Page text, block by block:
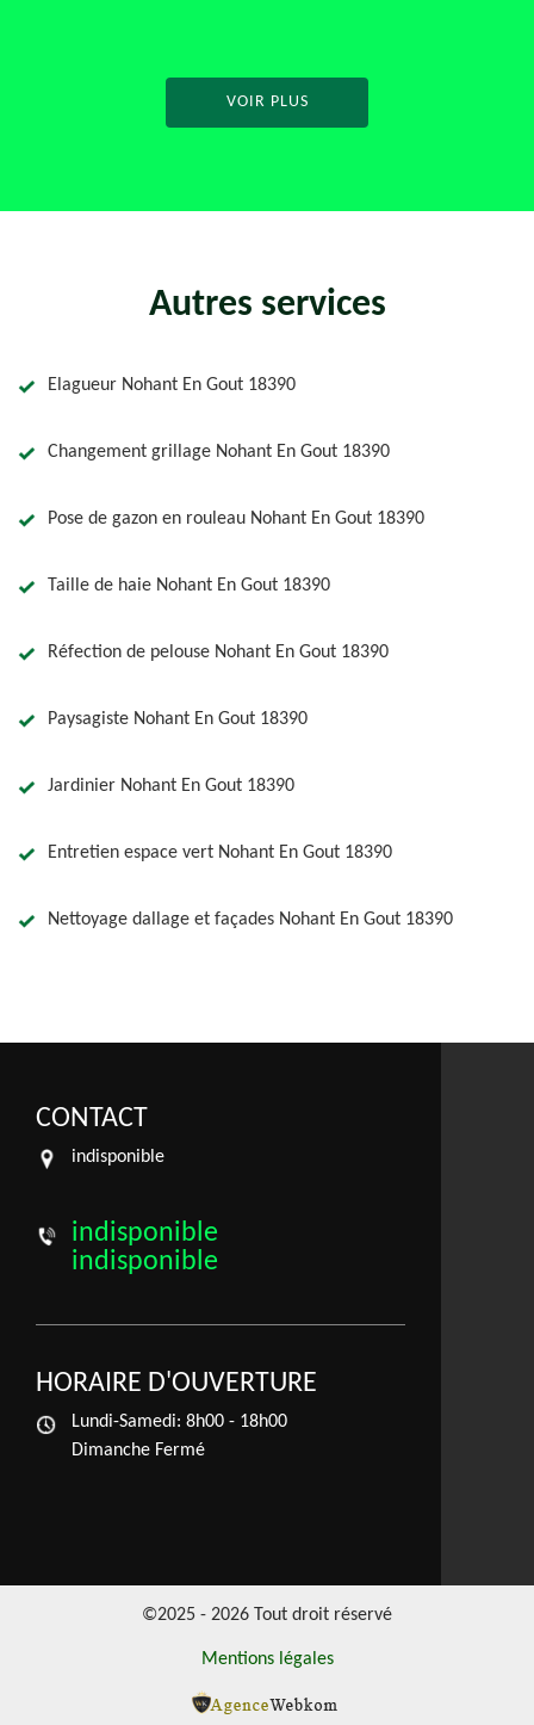
VOIR PLUS
Autres services
Elagueur Nohant En Gout 18390
Changement grillage Nohant En Gout 18390
Pose de gazon en rouleau Nohant En Gout 18390
Taille de haie Nohant En Gout 18390
Réfection de pelouse Nohant En Gout 18390
Paysagiste Nohant En Gout 18390
Jardinier Nohant En Gout 18390
Entretien espace vert Nohant En Gout 18390
Nettoyage dallage et façades Nohant En Gout 18390
CONTACT
indisponible
indisponible
indisponible
HORAIRE D'OUVERTURE
Lundi-Samedi: 8h00 - 18h00
Dimanche Fermé
©2025 - 2026 Tout droit réservé
Mentions légales